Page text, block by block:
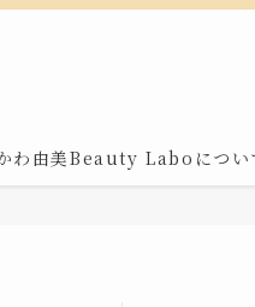
わ由美Beauty Laboについ